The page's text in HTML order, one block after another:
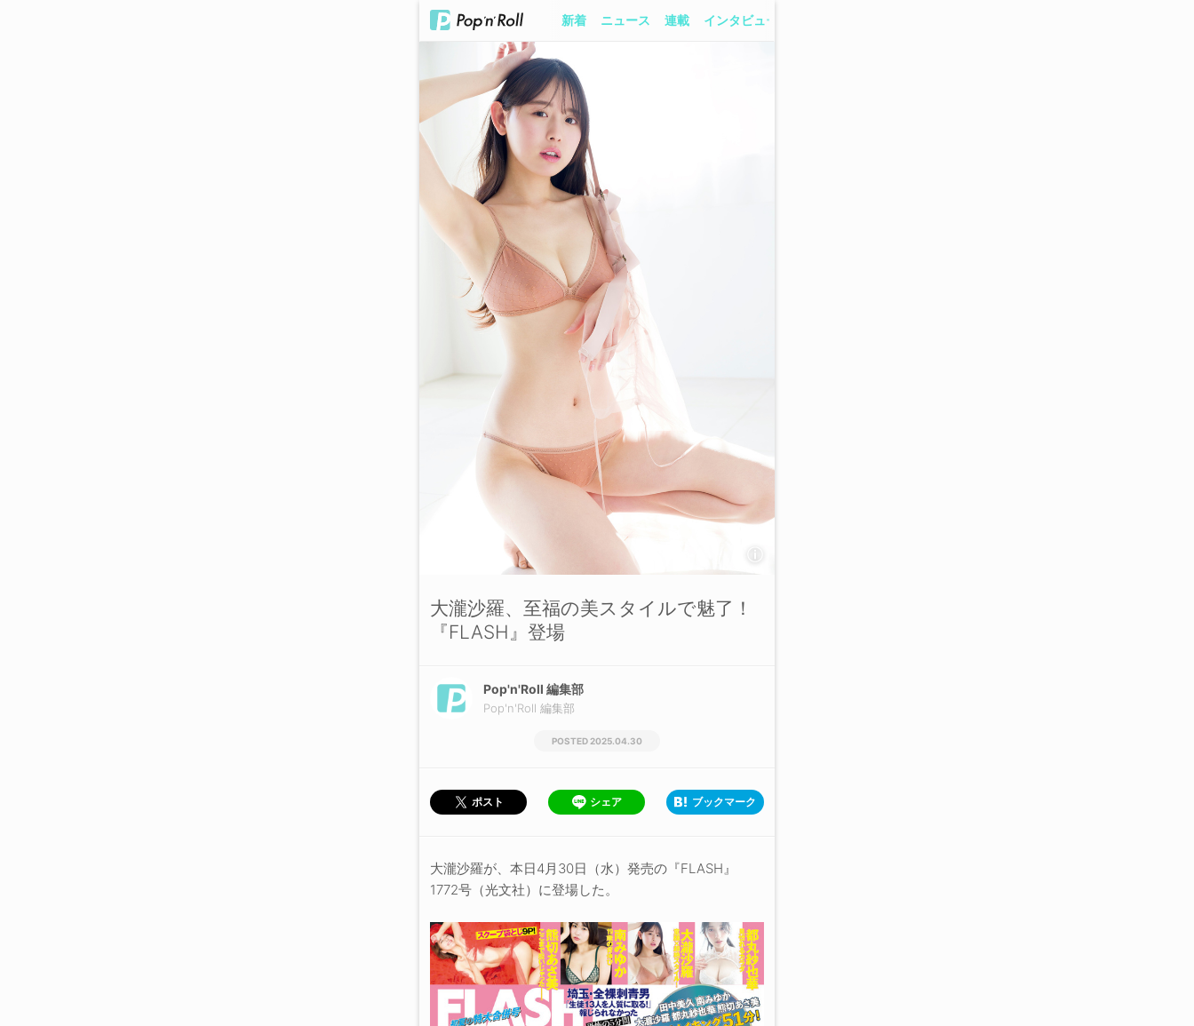
新着 ニュース 連載 インタビュー
大瀧沙羅、至福の美スタイルで魅了！
『FLASH』登場
Pop'n'Roll 編集部
Pop'n'Roll 編集部
2025.04.30
ポスト シェア ブックマーク
大瀧沙羅が、本日4月30日（水）発売の『FLASH』
1772号（光文社）に登場した。